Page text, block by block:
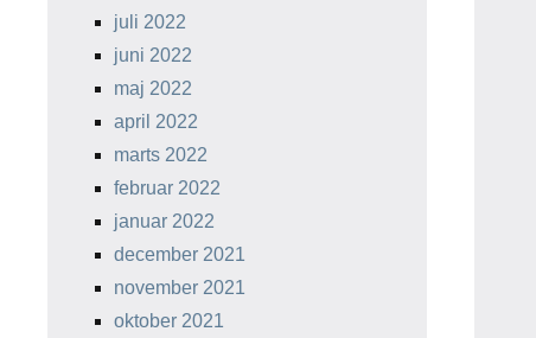
juli 2022
juni 2022
maj 2022
april 2022
marts 2022
februar 2022
januar 2022
december 2021
november 2021
oktober 2021